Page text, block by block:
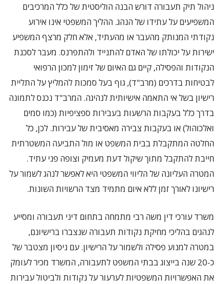
ניהול תיק תעבורה דורש הבנה הוליסטית של כלל המרכיבים
המשפיעים על עתידו של הנהג. ההליך המשפטי אינו אירוע
נקודתי המנותק מהעבר או מהעתיד, אלא חלק מרצף המשפיע
ישירות על יכולתו של האדם להתנייד ולהתפרנס. מעבר לסכנת
הנקודות והפסילה, קיים גם האיום של זימון למכון הרפואי
לבטיחות בדרכים (מרב"ד), גוף בעל סמכות להמליץ על התליית
רישיון בשל אי התאמה אישיותית לנהיגה. המרב"ד נכנס לתמונה
בדרך כלל בעקבות הרשעות בעבירות ספציפיות (כמו סמים
ואלכוהול) או בעקבות צבירה מאסיבית של עבירות. לכן, כל
החלטה המתקבלת בבית המשפט או מול התביעה המשטרתית
חייבת להתקבל מתוך שיקול דעת מעמיק וצופה פני עתיד.
המטרה העליונה של הליווי המשפטי היא לאפשר לנהג לשמור על
רישיונו לאורך זמן ללא איום מתמיד מצד הרשויות השונות.
משרד עורכי דין משה רבי מתמחה בתחום דיני תעבורה ומסייע
לנהגים בהליכי מחיקת נקודות תעבורה שנצברו ברישיונם,
במטרה למנוע פסילה ולשמור על הרישיון. עם ניסיון מצטבר של
כ-20 שנה בייצוג בבתי המשפט לתעבורה, המשרד מכיר לעומק
את האפשרויות המשפטיות לערעור על נקודות ולביטול עבירות